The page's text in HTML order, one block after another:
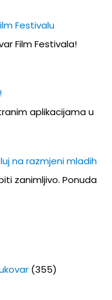
Festivalu
Film Festivala!
aplikacijama u
na razmjeni mladih
zanimljivo. Ponuda
(355)